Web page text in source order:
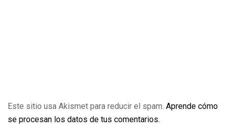
Este sitio usa Akismet para reducir el spam. Aprende cómo
se procesan los datos de tus comentarios.